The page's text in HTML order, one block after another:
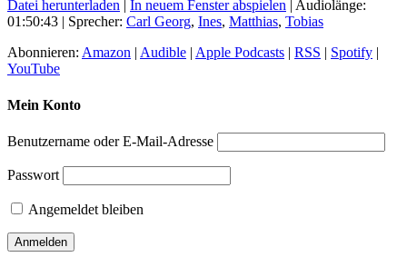
Datei herunterladen | In neuem Fenster abspielen | Audiolänge:
01:50:43 | Sprecher: Carl Georg, Ines, Matthias, Tobias
Abonnieren: Amazon | Audible | Apple Podcasts | RSS | Spotify |
YouTube
Mein Konto
Benutzername oder E-Mail-Adresse
Passwort
Angemeldet bleiben